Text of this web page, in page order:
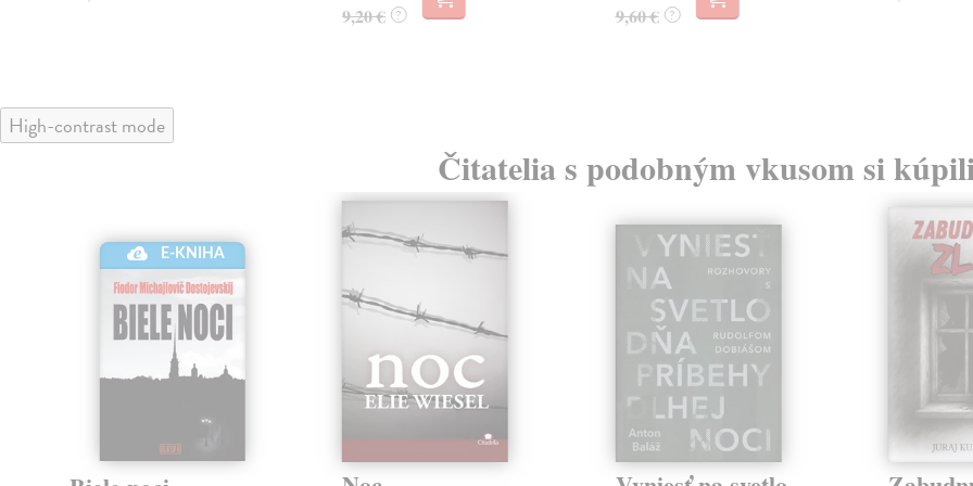
9,20 € ? 9,60 € ?
High-contrast mode
Čitatelia s podobným vkusom si
E-KNIHA